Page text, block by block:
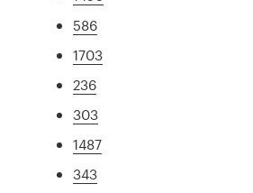
586
1703
236
303
1487
343